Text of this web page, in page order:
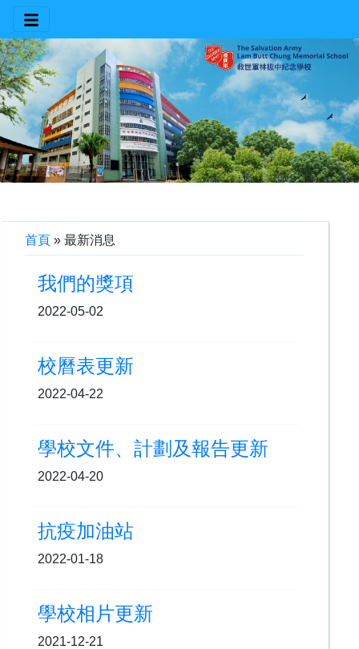
首頁 » 最新消息
我們的獎項
2022-05-02
校曆表更新
2022-04-22
學校文件、計劃及報告更新
2022-04-20
抗疫加油站
2022-01-18
學校相片更新
2021-12-21